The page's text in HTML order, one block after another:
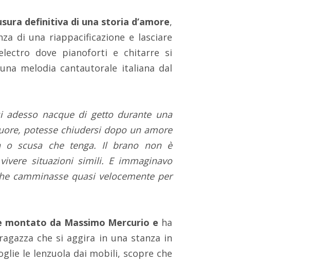
definitiva di una storia d’amore,
di una riappacificazione e lasciare
dove pianoforti e chitarre si
melodia cantautorale italiana dal
adesso nacque di getto durante una
potesse chiudersi dopo un amore
o scusa che tenga. Il brano non è
situazioni simili. E immaginavo
camminasse quasi velocemente per
montato da Massimo Mercurio e ha
che si aggira in una stanza in
le lenzuola dai mobili, scopre che